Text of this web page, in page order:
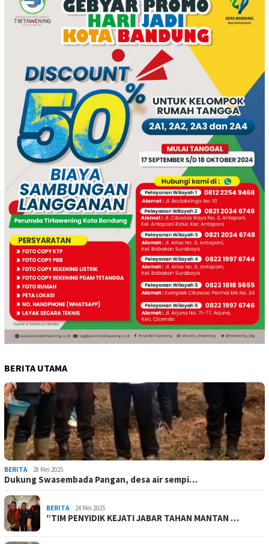
BERITA UTAMA
BERITA 28 Mei 2025
Dukung Swasembada Pangan, desa air sempi…
BERITA 24 Mei 2025
“TIM PENYIDIK KEJATI JABAR TAHAN MANTAN …